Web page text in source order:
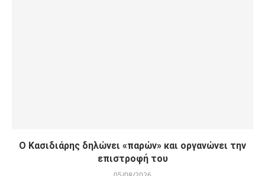
Ο Κασιδιάρης δηλώνει «παρών» και οργανώνει την
επιστροφή του